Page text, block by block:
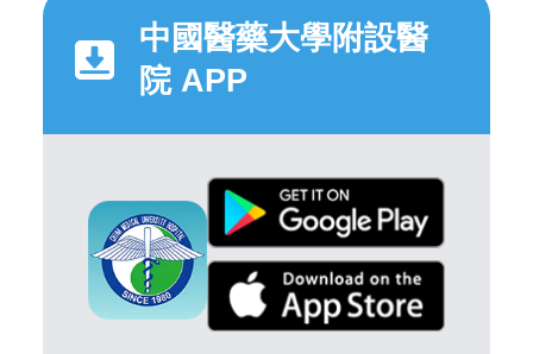
中國醫藥大學附設醫
院 APP